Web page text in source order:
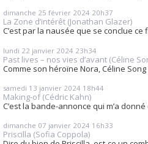
dimanche 25 février 2024 20h37
La Zone d’intérêt (Jonathan Glazer)
C’est par la nausée que se conclue ce
lundi 22 janvier 2024 23h34
Past lives – nos vies d’avant (Céline
Comme son héroïne Nora, Céline
samedi 13 janvier 2024 18h44
Making-of (Cédric Kahn)
C’est la bande-annonce qui m’a
dimanche 07 janvier 2024 16h33
Priscilla (Sofia Coppola)